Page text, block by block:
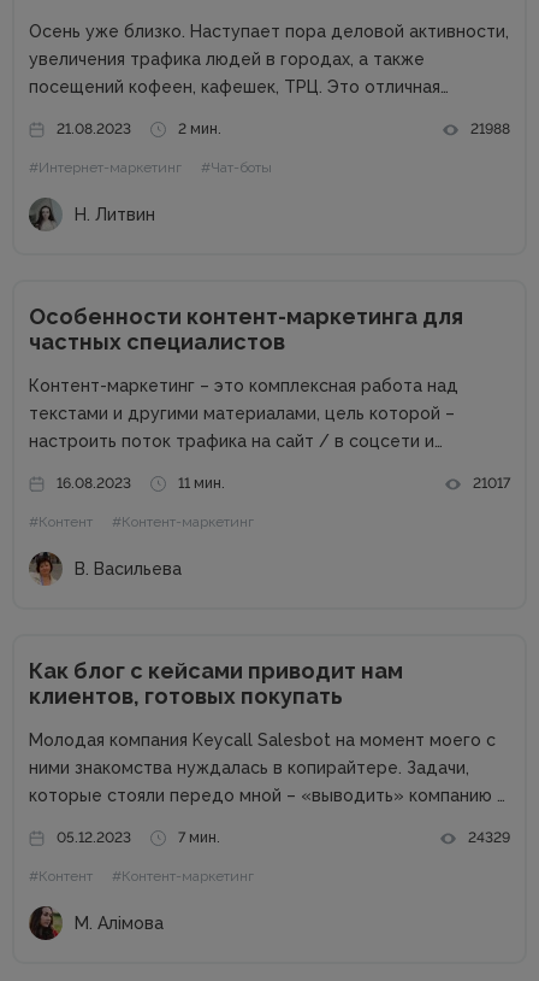
Осень уже близко. Наступает пора деловой активности,
увеличения трафика людей в городах, а также
посещений кофеен, кафешек, ТРЦ. Это отличная
увеличить прибыль. Но конкуренция на данном рынке
высока, поэтому расслабляться не стоит. Как привлечь
клиентов...
21.08.2023 2 мин. 21988
#Интернет-маркетинг #Чат-боты
Н. Литвин
Особенности контент-маркетинга для
частных специалистов
Контент-маркетинг – это комплексная работа над
текстами и другими материалами, цель которой –
настроить поток трафика на сайт / в соцсети и
маркетинге для компаний в сети много. А вот как быть
частным специалистам, которые...
16.08.2023 11 мин. 21017
#Контент #Контент-маркетинг
В. Васильева
Как блог с кейсами приводит нам
клиентов, готовых покупать
Молодая компания Keycall Salesbot на момент моего с
ними знакомства нуждалась в копирайтере. Задачи,
которые стояли передо мной – «выводить» компанию в
несколько размытая, но все же ясная – мне
предлагалась позиция...
05.12.2023 7 мин. 24329
#Контент #Контент-маркетинг
М. Алімова